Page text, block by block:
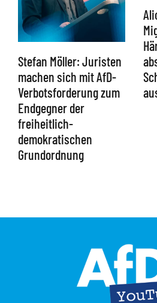
Stefan Möller: Juristen
machen sich mit AfD-
Verbotsforderung zum
Endgegner der
freiheitlich-
demokratischen
Grundordnung